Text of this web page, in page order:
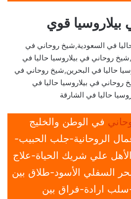
قوي
في السعودية,شيخ روحاني في
روحاني في بيلاروسيا حاليا في
حاليا في البحرين,شيخ روحاني في
روحاني في بيلاروسيا حاليا في
حاليا في الشارقة
في الوطن والخليج
الروحانية-جلب الحبيب-
علي شريك الحياة-علاج
السفلي الأسود-طلاق بين
ارادة-فراق بين